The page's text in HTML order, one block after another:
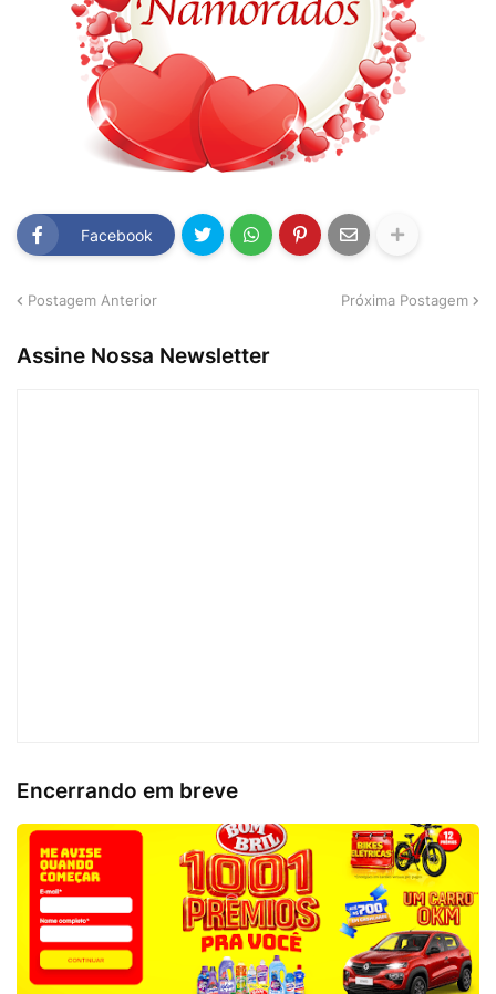
Facebook
Postagem Anterior Próxima Postagem
Assine Nossa Newsletter
Encerrando em breve